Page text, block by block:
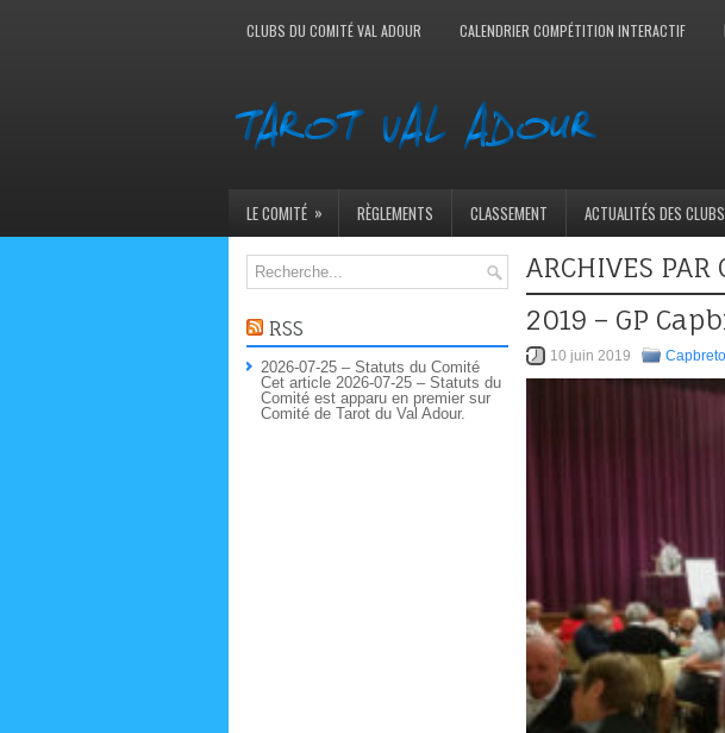
CLUBS DU COMITÉ VAL ADOUR CALENDRIER COMPÉTITION INTERACTIF
LE COMITÉ » RÈGLEMENTS CLASSEMENT ACTUALITÉS DES CLUBS
ARCHIVES PAR
2019 – GP
10 juin 2019
RSS
2026-07-25 – Statuts du Comité
Cet article 2026-07-25 – Statuts du
Comité est apparu en premier sur
Comité de Tarot du Val Adour.